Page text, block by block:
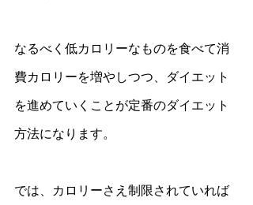
なるべく低カロリーなものを食べて消
費カロリーを増やしつつ、ダイエット
を進めていくことが定番のダイエット
方法になります。
では、カロリーさえ制限されていれば